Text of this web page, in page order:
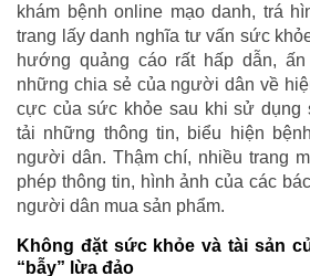
khám bệnh online mạo danh, trá
trang lấy danh nghĩa tư vấn sức
hướng quảng cáo rất hấp dẫn,
những chia sẻ của người dân về
cực của sức khỏe sau khi sử dụng
tải những thông tin, biểu hiện
người dân. Thậm chí, nhiều trang
phép thông tin, hình ảnh của các
người dân mua sản phẩm.
Không đặt sức khỏe và tài sản
“bẫy” lừa đảo